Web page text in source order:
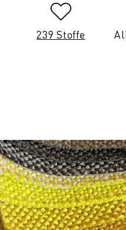
239 Stoffe